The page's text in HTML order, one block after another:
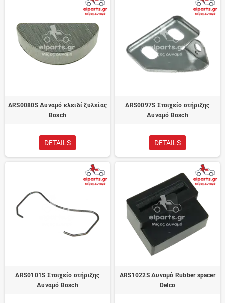
ARS0080S Δυναμό κλειδί ξυλείας
Bosch
DETAILS
ARS0097S Στοιχείο στήριξης
Δυναμό Bosch
DETAILS
ARS0101S Στοιχείο στήριξης
Δυναμό Bosch
ARS1022S Δυναμό Rubber spacer
Delco